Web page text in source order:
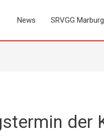
News SRVGG Marburg
der